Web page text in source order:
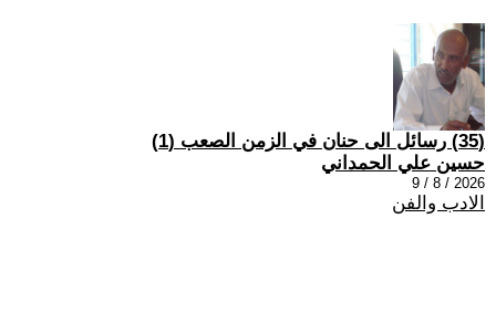
(35) رسائل الى حنان في الزمن الصعب (1)
حسين علي الحمداني
2026 / 8 / 9
الادب والفن